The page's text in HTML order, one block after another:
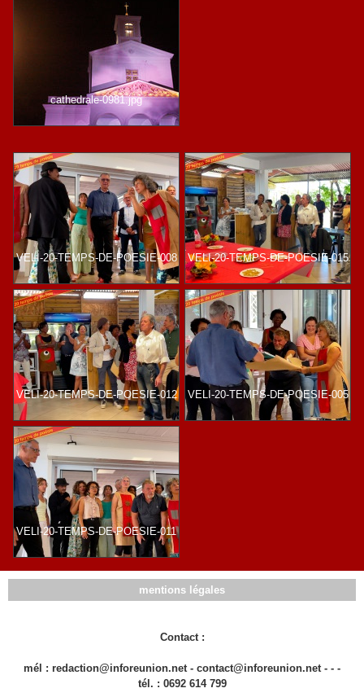
cathedrale-0981.jpg
VELI-20-TEMPS-DE-POESIE-008 VELI-20-TEMPS-DE-POESIE-015
VELI-20-TEMPS-DE-POESIE-012 VELI-20-TEMPS-DE-POESIE-005
VELI-20-TEMPS-DE-POESIE-011
mentions légales
Contact :
mél : redaction@inforeunion.net - contact@inforeunion.net - - -
tél. : 0692 614 799